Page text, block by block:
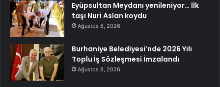
Eyüpsultan Meydanı yenileniyor… İlk
taşı Nuri Aslan koydu
Ağustos 8, 2026
Burhaniye Belediyesi’nde 2026 Yılı
Toplu İş Sözleşmesi İmzalandı
Ağustos 8, 2026